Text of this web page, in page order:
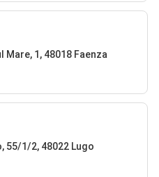
Mare, 1, 48018 Faenza
55/1/2, 48022 Lugo